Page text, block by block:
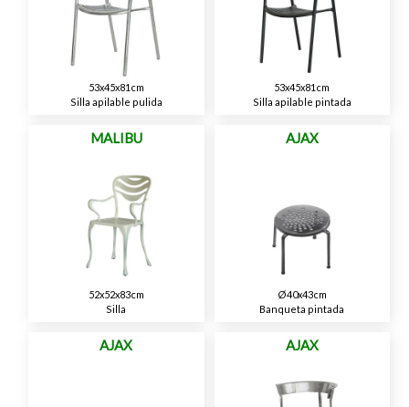
53x45x81cm
Silla apilable pulida
53x45x81cm
Silla apilable pintada
MALIBU
52x52x83cm
Silla
AJAX
Ø40x43cm
Banqueta pintada
AJAX AJAX